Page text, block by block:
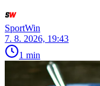
SportWin
7. 8. 2026, 19:43
1 min